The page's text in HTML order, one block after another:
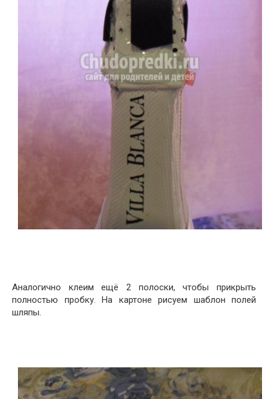
Аналогично клеим ещё 2 полоски, чтобы прикрыть
полностью пробку. На картоне рисуем шаблон полей
шляпы.